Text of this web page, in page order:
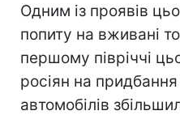
Одним із проявів
попиту на вживані
першому півріччі
росіян на
автомобілів